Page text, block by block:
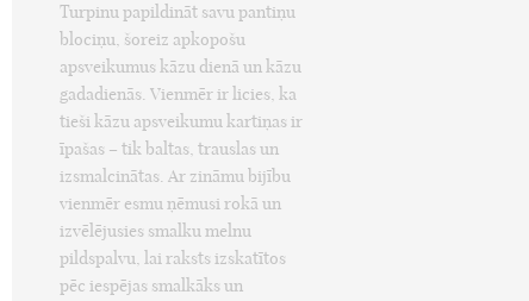
Turpinu papildināt savu pantiņu
blociņu, šoreiz apkopošu
apsveikumus kāzu dienā un kāzu
gadadienās. Vienmēr ir licies, ka
tieši kāzu apsveikumu kartiņas ir
īpašas – tik baltas, trauslas un
izsmalcinātas. Ar zināmu bijību
vienmēr esmu ņēmusi rokā un
izvēlējusies smalku melnu
pildspalvu, lai raksts izskatītos
pēc iespējas smalkāks un